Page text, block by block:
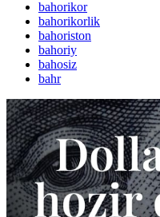
bahorikor
bahorikorlik
bahoriston
bahoriy
bahosiz
bahr